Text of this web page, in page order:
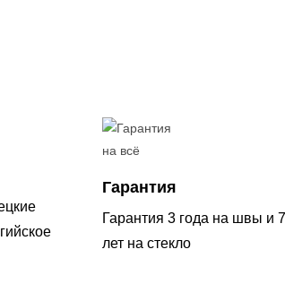
Гарантия
Гарантия 3 года на швы и 7
лет на стекло